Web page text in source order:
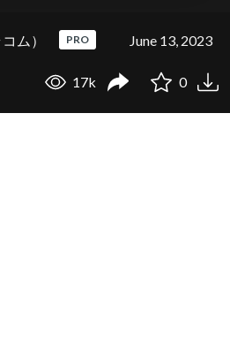
ム） PRO June 13, 2023
17k 0